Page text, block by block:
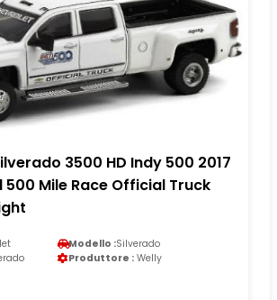
3500 HD Indy 500 2017
500 Mile Race Official Truck
Modello :Silverado
Produttore : Welly